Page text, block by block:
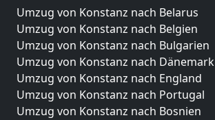
Umzug von Konstanz nach Belarus
Umzug von Konstanz nach Belgien
Umzug von Konstanz nach Bulgarien
Umzug von Konstanz nach Dänemark
Umzug von Konstanz nach England
Umzug von Konstanz nach Portugal
Umzug von Konstanz nach Bosnien